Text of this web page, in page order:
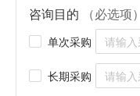
咨询目的 （必选项）
单次采购
长期采购